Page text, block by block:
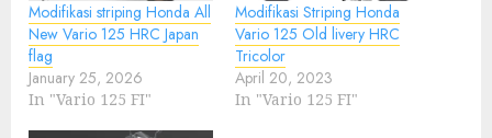
Modifikasi striping Honda All
New Vario 125 HRC Japan
flag
January 25, 2026
In "Vario 125 FI"
Modifikasi Striping Honda
Vario 125 Old livery HRC
Tricolor
April 20, 2023
In "Vario 125 FI"